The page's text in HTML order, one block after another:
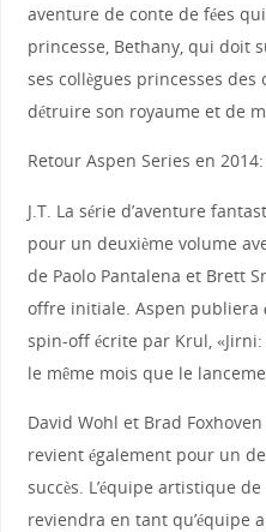
aventure de conte de fées
princesse, Bethany, qui doit
ses collègues princesses
détruire son royaume et de
Retour Aspen Series en 2014:
J.T. La série d’aventure
pour un deuxième volume
de Paolo Pantalena et Brett
offre initiale. Aspen publiera
spin-off écrite par Krul,
le même mois que le
David Wohl et Brad
revient également pour un
succès. L’équipe artistique
reviendra en tant qu’équipe